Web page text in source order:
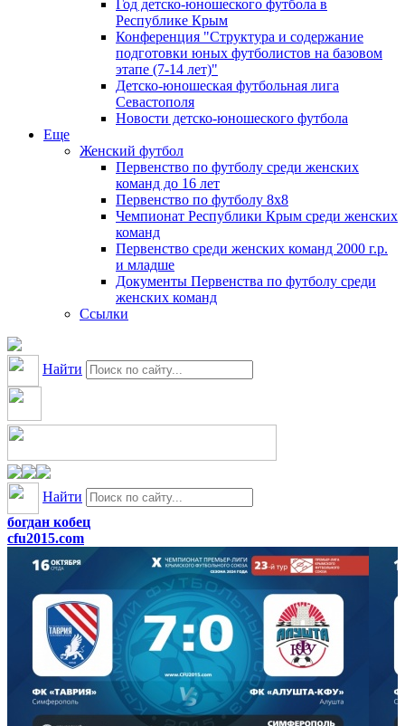
Год детско-юношеского футбола в
Республике Крым
Конференция "Структура и содержание
подготовки юных футболистов на базовом
этапе (7-14 лет)"
Детско-юношеская футбольная лига
Севастополя
Новости детско-юношеского футбола
Еще
Женский футбол
Первенство по футболу среди женских
команд до 16 лет
Первенство по футболу 8х8
Чемпионат Республики Крым среди женских
команд
Первенство среди женских команд 2000 г.р.
и младше
Документы Первенства по футболу среди
женских команд
Ссылки
Найти
Найти
богдан кобец
cfu2015.com